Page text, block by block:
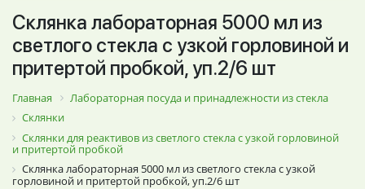
Склянка лабораторная 5000 мл из
светлого стекла с узкой горловиной и
притертой пробкой, уп.2/6 шт
Главная
Лабораторная посуда и принадлежности из стекла
Склянки
Склянки для реактивов из светлого стекла с узкой горловиной
и притертой пробкой
Склянка лабораторная 5000 мл из светлого стекла с узкой
горловиной и притертой пробкой, уп.2/6 шт